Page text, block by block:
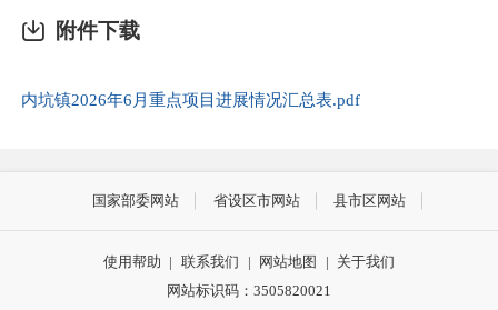
附件下载
内坑镇2026年6月重点项目进展情况汇总表.pdf
国家部委网站 省设区市网站 县市区网站
使用帮助 | 联系我们 | 网站地图 | 关于我们
网站标识码：3505820021